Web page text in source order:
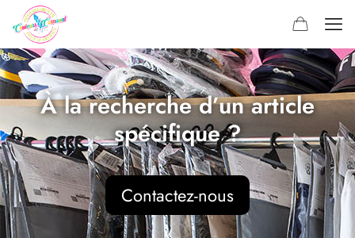
À la recherche d’un article
spécifique ?
Contactez-nous